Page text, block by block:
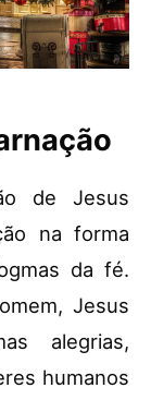
de Jesus
na forma
da fé.
Jesus
alegrias,
humanos